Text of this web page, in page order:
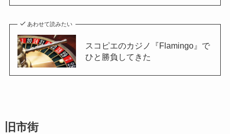
あわせて読みたい
スコピエのカジノ『Flamingo』で
ひと勝負してきた
旧市街